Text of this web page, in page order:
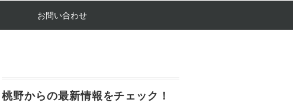
お問い合わせ
桃野からの最新情報をチェック！